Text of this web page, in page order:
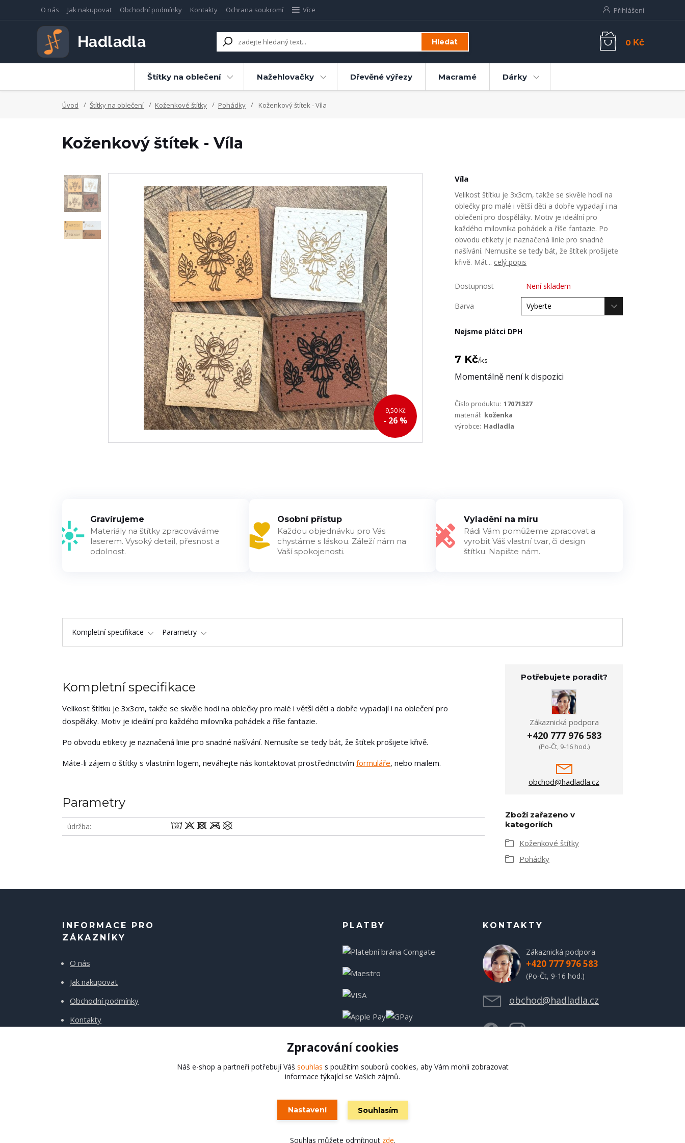
O nás Jak nakupovat Obchodní podmínky Kontakty Ochrana soukromí Více Přihlášení
Hledat 0 Kč
Štítky na oblečení Nažehlovačky Dřevěné výřezy Macramé Dárky
Úvod Štítky na oblečení Koženkové štítky Pohádky Koženkový štítek - Víla
Koženkový štítek - Víla
9,50 Kč
- 26 %
Víla
Velikost štítku je 3x3cm, takže se skvěle hodí na
oblečky pro malé i větší děti a dobře vypadají i na
oblečení pro dospěláky. Motiv je ideální pro
každého milovníka pohádek a říše fantazie. Po
obvodu etikety je naznačená linie pro snadné
našívání. Nemusíte se tedy bát, že štítek prošijete
křivě. Mát... celý popis
Dostupnost Není skladem
Barva
Nejsme plátci DPH
7 Kč/ks
Momentálně není k dispozici
Číslo produktu: 17071327
materiál: koženka
výrobce: Hadladla
Gravírujeme
Materiály na štítky zpracováváme
laserem. Vysoký detail, přesnost a
odolnost.
Osobní přístup
Každou objednávku pro Vás
chystáme s láskou. Záleží nám na
Vaší spokojenosti.
Vyladění na míru
Rádi Vám pomůžeme zpracovat a
vyrobit Váš vlastní tvar, či design
štítku. Napište nám.
Kompletní specifikace Parametry
Kompletní specifikace
Velikost štítku je 3x3cm, takže se skvěle hodí na oblečky pro malé i větší děti a dobře vypadají i na oblečení pro
dospěláky. Motiv je ideální pro každého milovníka pohádek a říše fantazie.
Po obvodu etikety je naznačená linie pro snadné našívání. Nemusíte se tedy bát, že štítek prošijete křivě.
Máte-li zájem o štítky s vlastním logem, neváhejte nás kontaktovat prostřednictvím formuláře, nebo mailem.
Parametry
údržba wodmU
Potřebujete poradit?
Zákaznická podpora
+420 777 976 583
(Po-Čt, 9-16 hod.)
obchod@hadladla.cz
Zboží zařazeno v
kategoriích
Koženkové štítky
Pohádky
INFORMACE PRO
ZÁKAZNÍKY
O nás
Jak nakupovat
Obchodní podmínky
Kontakty
PLATBY KONTAKTY
Zákaznická podpora
+420 777 976 583
(Po-Čt, 9-16 hod.)
obchod@hadladla.cz
Hadladla.cz
Zpracování cookies
Náš e-shop a partneři potřebují Váš souhlas s použitím souborů cookies, aby Vám mohli zobrazovat
informace týkající se Vašich zájmů.
Nastavení Souhlasím
Souhlas můžete odmítnout zde.